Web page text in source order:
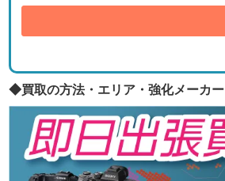
◆買取の方法・エリア・強化メーカー